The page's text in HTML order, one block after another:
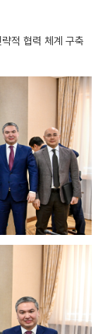
적 협력 체계 구축